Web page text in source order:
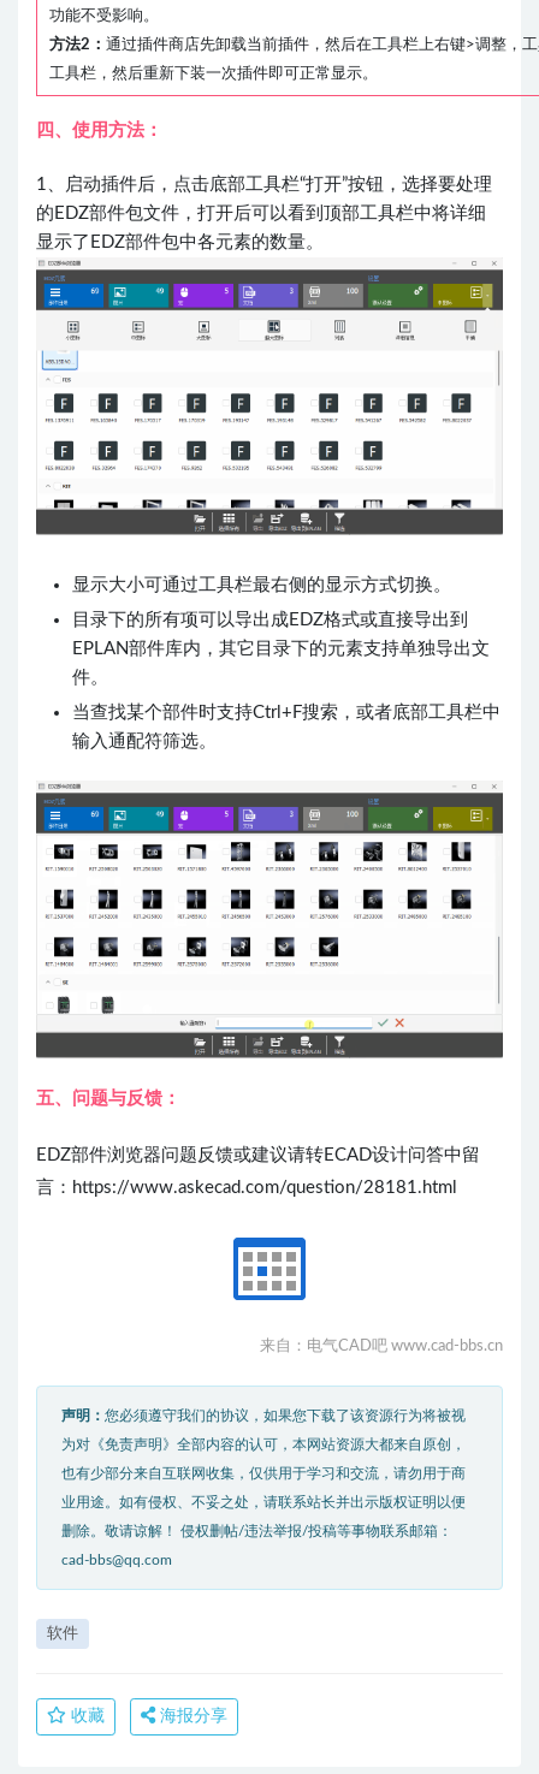
功能不受影响。
方法2： 通过插件商店先卸载当前插件，然后在工具栏上右键>调整，
工具栏，然后重新下装一次插件即可正常显示。
四、使用方法：
1、启动插件后，点击底部工具栏“打开”按钮，选择要处理
的EDZ部件包文件，打开后可以看到顶部工具栏中将详细
显示了EDZ部件包中各元素的数量。
显示大小可通过工具栏最右侧的显示方式切换。
目录下的所有项可以导出成EDZ格式或直接导出到
EPLAN部件库内，其它目录下的元素支持单独导出文
件。
当查找某个部件时支持Ctrl+F搜索，或者底部工具栏中
输入通配符筛选。
五、问题与反馈：
EDZ部件浏览器问题反馈或建议请转ECAD设计问答中留
言：https://www.askecad.com/question/28181.html
来自：电气CAD吧 www.cad-bbs.cn
声明： 您必须遵守我们的协议，如果您下载了该资源行为将被视
为对《免责声明》全部内容的认可，本网站资源大都来自原创，
也有少部分来自互联网收集，仅供用于学习和交流，请勿用于商
业用途。如有侵权、不妥之处，请联系站长并出示版权证明以便
删除。敬请谅解！ 侵权删帖/违法举报/投稿等事物联系邮箱：
cad-bbs@qq.com
软件
收藏 海报分享